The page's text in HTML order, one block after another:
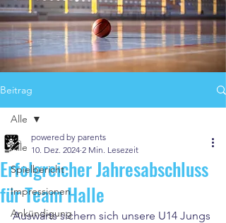
Beitrag
Alle
Spielbericht
Impressionen
Ankündigung
Alle
Erfolgreicher Jahresabschluss
für Team Halle
powered by parents
10. Dez. 2024 2 Min. Lesezeit
Auswärts sichern sich unsere U14 Jungs